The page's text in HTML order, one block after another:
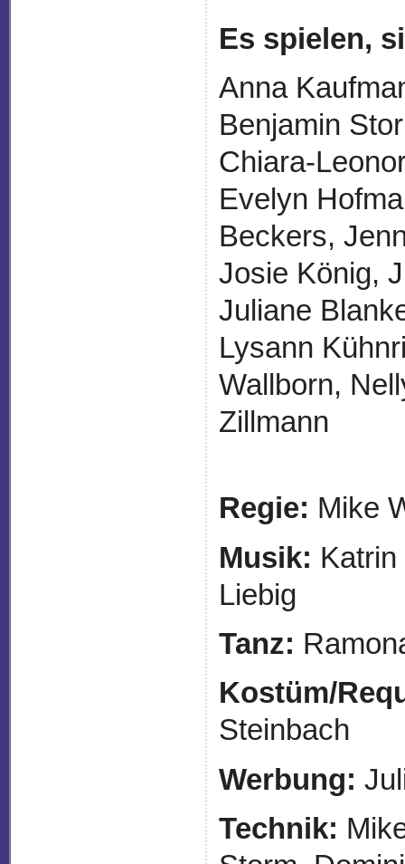
Es spielen,
Anna
Benjamin
Chiara-
Evelyn
Beckers,
Josie König,
Juliane
Lysann
Wallborn,
Zillmann
Regie: Mike
Musik:
Liebig
Tanz:
Kostüm/
Steinbach
Werbung:
Technik: